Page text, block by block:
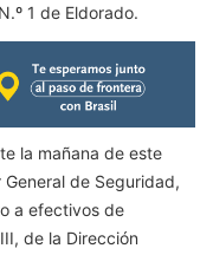
1 de Eldorado.
la mañana de este
de Seguridad,
a efectivos de
de la Dirección